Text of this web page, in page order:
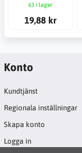
63 i lager
19,88 kr
Konto
Kundtjänst
Regionala inställningar
Skapa konto
Logga in